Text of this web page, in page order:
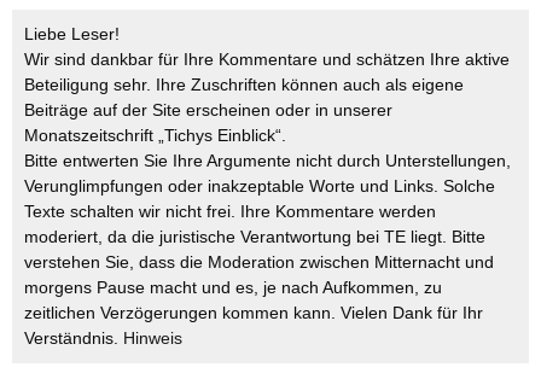
Liebe Leser!
Wir sind dankbar für Ihre Kommentare und schätzen Ihre aktive
Beteiligung sehr. Ihre Zuschriften können auch als eigene
Beiträge auf der Site erscheinen oder in unserer
Monatszeitschrift „Tichys Einblick“.
Bitte entwerten Sie Ihre Argumente nicht durch Unterstellungen,
Verunglimpfungen oder inakzeptable Worte und Links. Solche
Texte schalten wir nicht frei. Ihre Kommentare werden
moderiert, da die juristische Verantwortung bei TE liegt. Bitte
verstehen Sie, dass die Moderation zwischen Mitternacht und
morgens Pause macht und es, je nach Aufkommen, zu
zeitlichen Verzögerungen kommen kann. Vielen Dank für Ihr
Verständnis. Hinweis